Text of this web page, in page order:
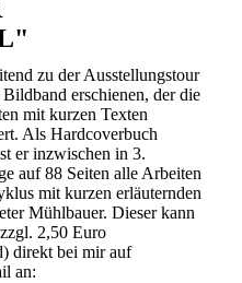
zu der Ausstellungstour
erschienen, der die
mit kurzen Texten
Als Hardcoverbuch
er inzwischen in 3.
auf 88 Seiten alle Arbeiten
mit kurzen erläuternden
Mühlbauer. Dieser kann
2,50 Euro
direkt bei mir auf
an: